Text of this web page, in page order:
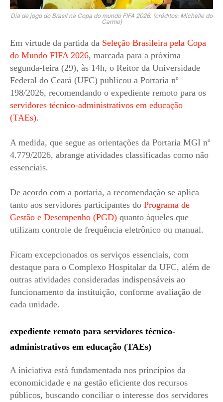
Dia de jogo do Brasil na Copa do mundo FIFA 2026. (créditos: Michelle do
Carmo)
Em virtude da partida da Seleção Brasileira pela Copa
do Mundo FIFA 2026, marcada para a próxima
segunda-feira (29), às 14h, o Reitor da Universidade
Federal do Ceará (UFC) publicou a Portaria nº
198/2026, recomendando o expediente remoto para os
servidores técnico-administrativos em educação
(TAEs).
A medida, que segue as orientações da Portaria MGI nº
4.779/2026, abrange atividades classificadas como não
essenciais.
De acordo com a portaria, a recomendação se aplica
tanto aos servidores participantes do Programa de
Gestão e Desempenho (PGD) quanto àqueles que
utilizam controle de frequência eletrônico ou manual.
Ficam excepcionados os serviços essenciais, com
destaque para o Complexo Hospitalar da UFC, além de
outras atividades consideradas indispensáveis ao
funcionamento da instituição, conforme avaliação de
cada unidade.
expediente remoto para servidores técnico-
administrativos em educação (TAEs)
A iniciativa está fundamentada nos princípios da
economicidade e na gestão eficiente dos recursos
públicos, buscando conciliar o interesse dos servidores